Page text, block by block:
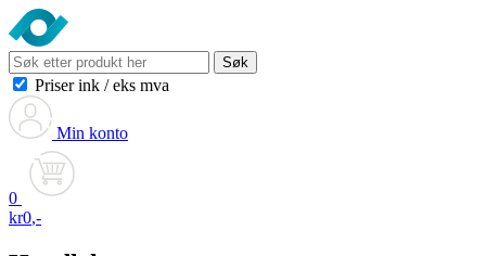
Søk
Priser ink / eks mva
Min konto
0
kr0,-